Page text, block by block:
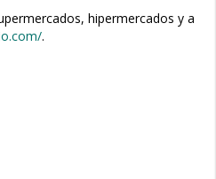
hipermercados y a
.